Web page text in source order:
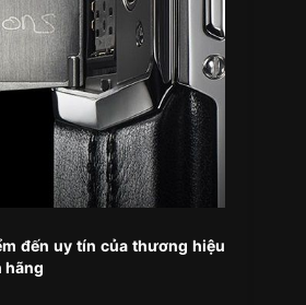
đến uy tín của thương hiệu
hãng